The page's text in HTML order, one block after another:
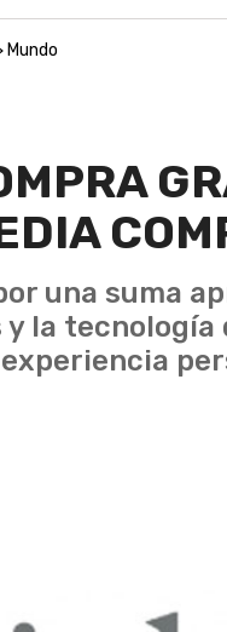
Mundo
una suma
la